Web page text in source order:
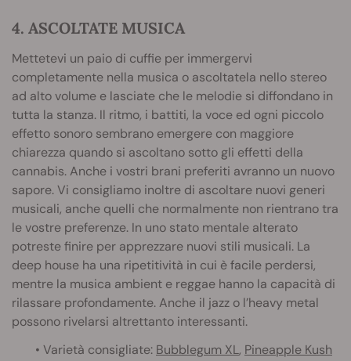
4. ASCOLTATE MUSICA
Mettetevi un paio di cuffie per immergervi
completamente nella musica o ascoltatela nello stereo
ad alto volume e lasciate che le melodie si diffondano in
tutta la stanza. Il ritmo, i battiti, la voce ed ogni piccolo
effetto sonoro sembrano emergere con maggiore
chiarezza quando si ascoltano sotto gli effetti della
cannabis. Anche i vostri brani preferiti avranno un nuovo
sapore. Vi consigliamo inoltre di ascoltare nuovi generi
musicali, anche quelli che normalmente non rientrano tra
le vostre preferenze. In uno stato mentale alterato
potreste finire per apprezzare nuovi stili musicali. La
deep house ha una ripetitività in cui è facile perdersi,
mentre la musica ambient e reggae hanno la capacità di
rilassare profondamente. Anche il jazz o l’heavy metal
possono rivelarsi altrettanto interessanti.
• Varietà consigliate: Bubblegum XL, Pineapple Kush